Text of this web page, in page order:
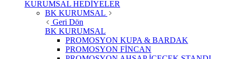
KURUMSAL HEDİYELER
BK KURUMSAL
Geri Dön
BK KURUMSAL
PROMOSYON KUPA & BARDAK
PROMOSYON FİNCAN